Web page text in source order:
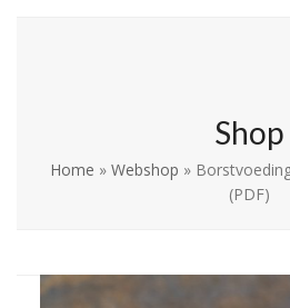
Shop
Home » Webshop »
(PDF)